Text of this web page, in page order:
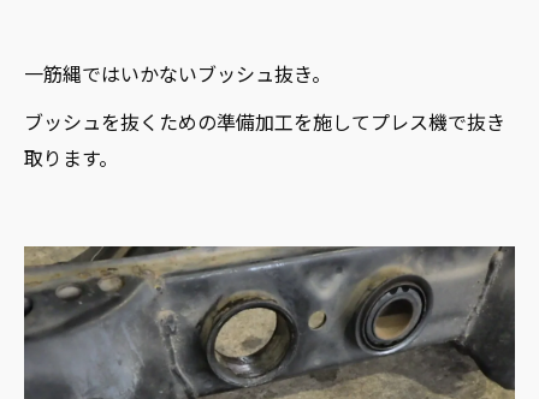
一筋縄ではいかないブッシュ抜き。
ブッシュを抜くための準備加工を施してプレス機で抜き
取ります。